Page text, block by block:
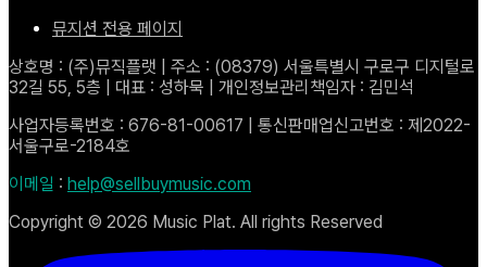
뮤지션 전용 페이지
상호명 : (주)뮤직플랫 | 주소 : (08379) 서울특별시 구로구 디지털로
32길 55, 5층 | 대표 : 성하묵 | 개인정보관리책임자 : 김민석
사업자등록번호 : 676-81-00617 | 통신판매업신고번호 : 제2022-
서울구로-2184호
이메일 : help@sellbuymusic.com
Copyright © 2026 Music Plat. All rights Reserved